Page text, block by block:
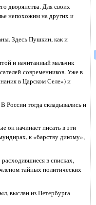
дворянства. Для своих
непохожим на других и
Здесь Пушкин, как и
и начитанный мальчик
современников. Уже в
в Царском Селе») и
тогда складывались и
он начинает писать в эти
к «барству дикому»,
в списках,
тайных политических
выслан из Петербурга